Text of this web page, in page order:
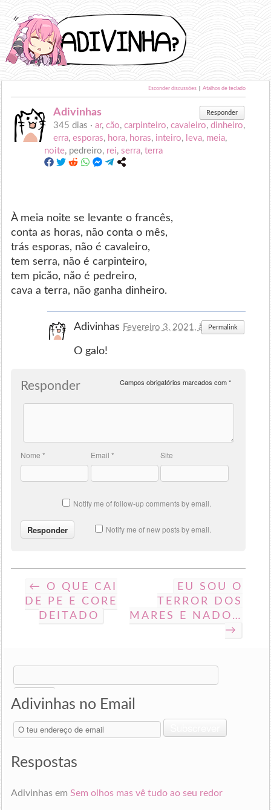
Esconder discussões Atalhos de teclado
Adivinhas Responder
345 dias ·ar,cão,carpinteiro,cavaleiro,dinheiro,
erra,esporas, hora, horas, inteiro, leva, meia,
noite, pedreiro, rei,serra,terra
À meia noite se levante o francês,
conta as horas, não conta o mês,
trás esporas, não é cavaleiro,
tem serra, não é carpinteiro,
tem picão, não é pedreiro,
cava a terra, não ganha dinheiro.
Adivinhas Fevereiro 3, 2021, às 16:02
Permalink
O galo!
Responder Campos obrigatórios marcados com*
Nome* Email * Site
Notify me of follow-up comments by email.
Notify me of new posts by email.
← O QUE CAI
DE PE E CORE
DEITADO
EU SOU O
TERROR DOS
MARES E NADO…
→
Search
for:
Adivinhas no Email
O
teu
de
Respostas
Adivinhasem Sem olhos mas vê tudo ao seu redor